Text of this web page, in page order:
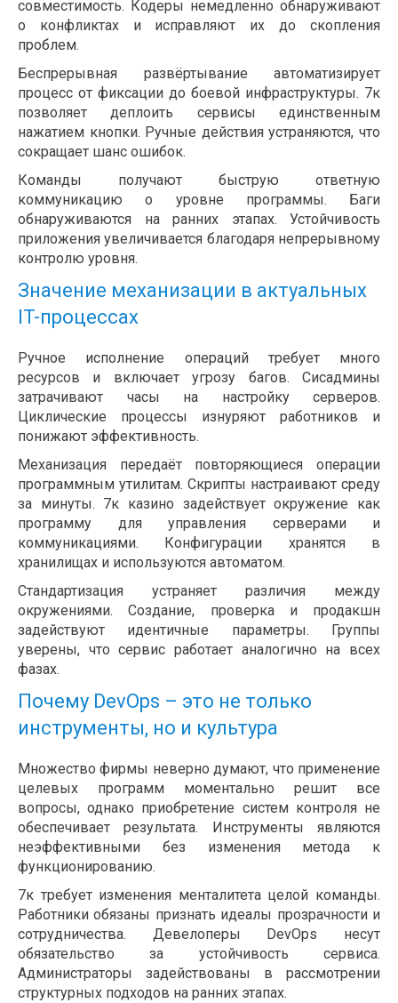
совместимость. Кодеры немедленно обнаруживают
о конфликтах и исправляют их до скопления
проблем.
Беспрерывная развёртывание автоматизирует
процесс от фиксации до боевой инфраструктуры. 7к
позволяет деплоить сервисы единственным
нажатием кнопки. Ручные действия устраняются, что
сокращает шанс ошибок.
Команды получают быструю ответную
коммуникацию о уровне программы. Баги
обнаруживаются на ранних этапах. Устойчивость
приложения увеличивается благодаря непрерывному
контролю уровня.
Значение механизации в актуальных
IT-процессах
Ручное исполнение операций требует много
ресурсов и включает угрозу багов. Сисадмины
затрачивают часы на настройку серверов.
Циклические процессы изнуряют работников и
понижают эффективность.
Механизация передаёт повторяющиеся операции
программным утилитам. Скрипты настраивают среду
за минуты. 7к казино задействует окружение как
программу для управления серверами и
коммуникациями. Конфигурации хранятся в
хранилищах и используются автоматом.
Стандартизация устраняет различия между
окружениями. Создание, проверка и продакшн
задействуют идентичные параметры. Группы
уверены, что сервис работает аналогично на всех
фазах.
Почему DevOps – это не только
инструменты, но и культура
Множество фирмы неверно думают, что применение
целевых программ моментально решит все
вопросы, однако приобретение систем контроля не
обеспечивает результата. Инструменты являются
неэффективными без изменения метода к
функционированию.
7к требует изменения менталитета целой команды.
Работники обязаны признать идеалы прозрачности и
сотрудничества. Девелоперы DevOps несут
обязательство за устойчивость сервиса.
Администраторы задействованы в рассмотрении
структурных подходов на ранних этапах.